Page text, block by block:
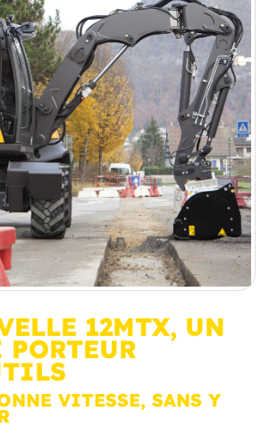
12MTX, UN
VITESSE, SANS Y